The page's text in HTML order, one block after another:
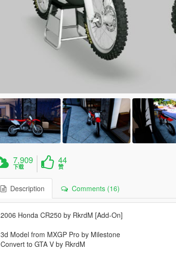
7,909
下载
44
赞
Description Comments (16)
2006 Honda CR250 by RkrdM [Add-On]
3d Model from MXGP Pro by Milestone
Convert to GTA V by RkrdM